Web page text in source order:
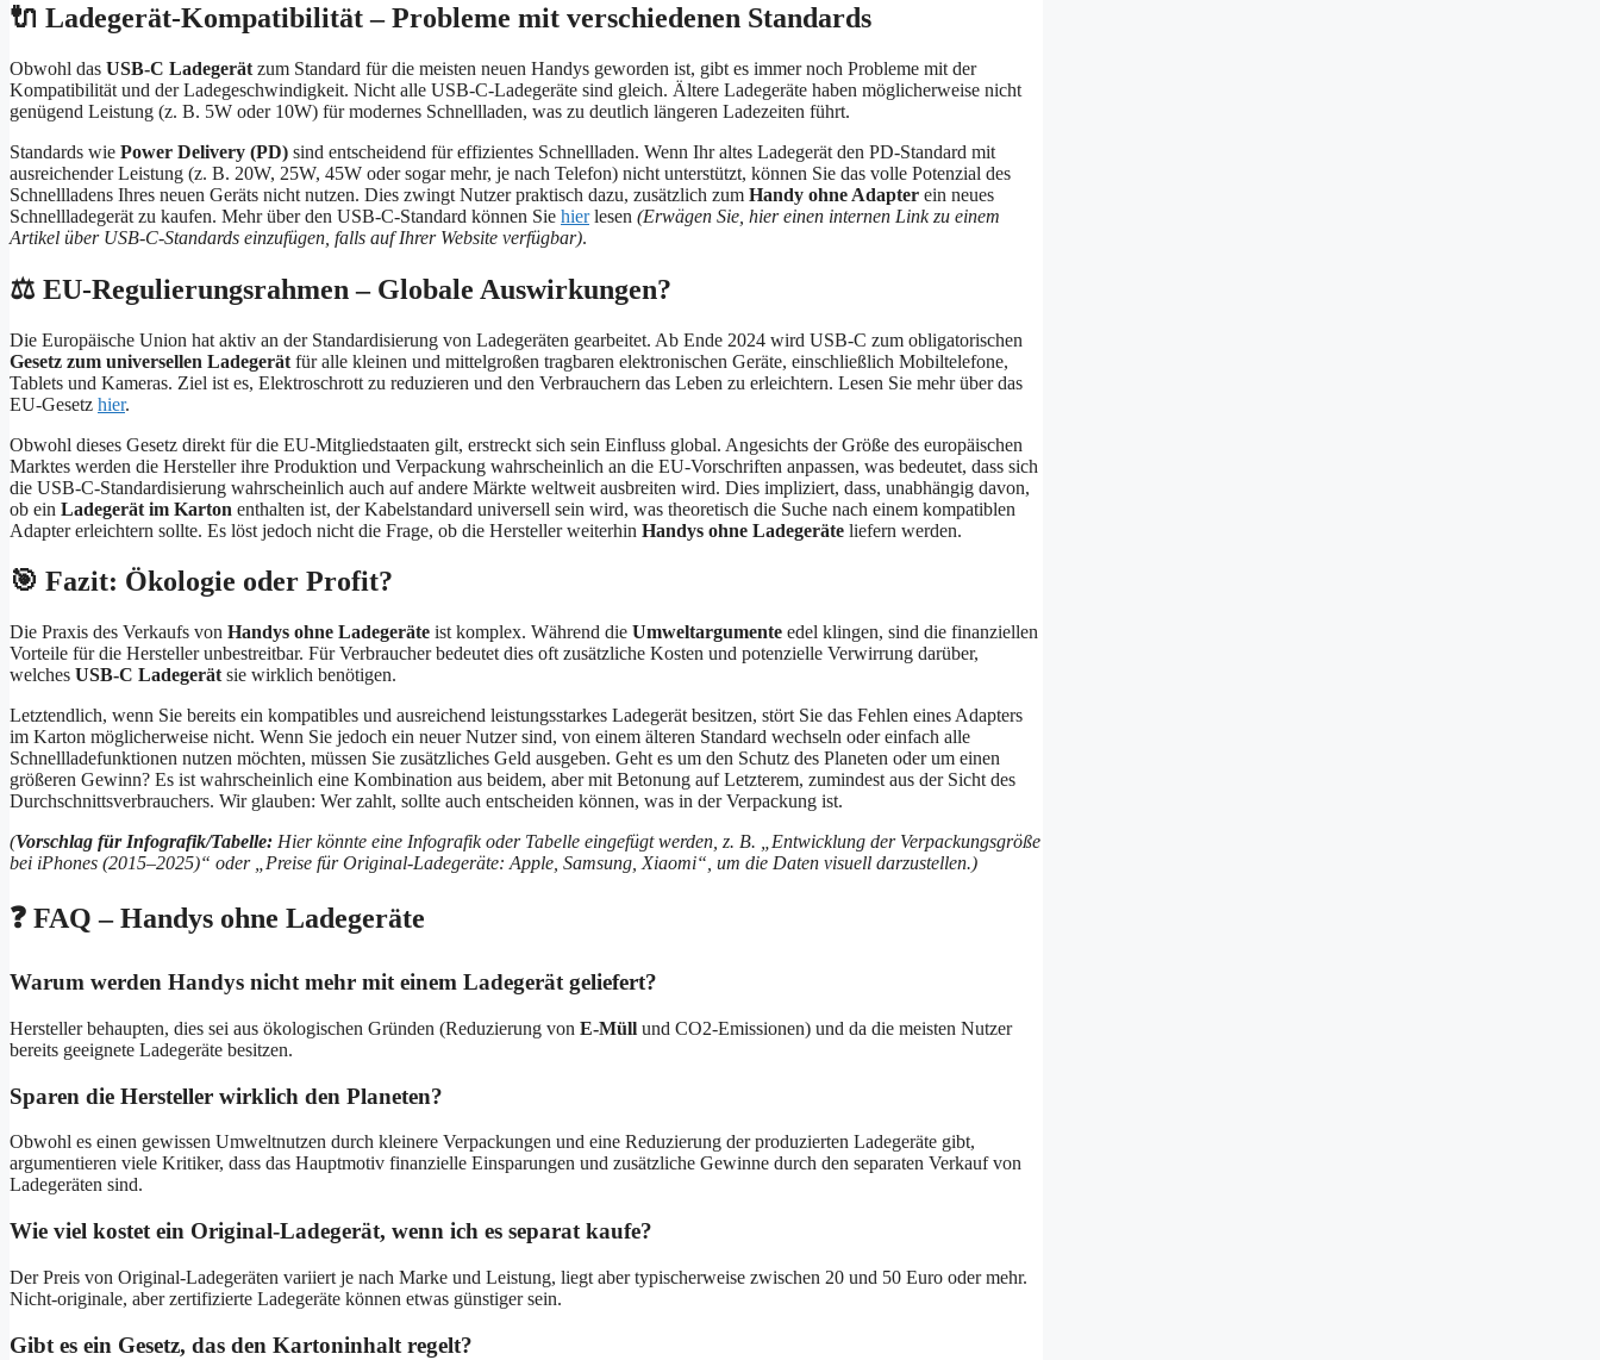
🔌 Ladegerät-Kompatibilität – Probleme mit verschiedenen Standards
Obwohl das USB-C Ladegerät zum Standard für die meisten neuen Handys geworden ist, gibt es immer noch Probleme mit der
Kompatibilität und der Ladegeschwindigkeit. Nicht alle USB-C-Ladegeräte sind gleich. Ältere Ladegeräte haben möglicherweise nicht
genügend Leistung (z. B. 5W oder 10W) für modernes Schnellladen, was zu deutlich längeren Ladezeiten führt.
Standards wie Power Delivery (PD) sind entscheidend für effizientes Schnellladen. Wenn Ihr altes Ladegerät den PD-Standard mit
ausreichender Leistung (z. B. 20W, 25W, 45W oder sogar mehr, je nach Telefon) nicht unterstützt, können Sie das volle Potenzial des
Schnellladens Ihres neuen Geräts nicht nutzen. Dies zwingt Nutzer praktisch dazu, zusätzlich zum Handy ohne Adapter ein neues
Schnellladegerät zu kaufen. Mehr über den USB-C-Standard können Sie hierlesen (Erwägen Sie, hier einen internen Link zu einem
Artikel über USB-C-Standards einzufügen, falls auf Ihrer Website verfügbar).
⚖️ EU-Regulierungsrahmen – Globale Auswirkungen?
Die Europäische Union hat aktiv an der Standardisierung von Ladegeräten gearbeitet. Ab Ende 2024 wird USB-C zum obligatorischen
Gesetz zum universellen Ladegerät für alle kleinen und mittelgroßen tragbaren elektronischen Geräte, einschließlich Mobiltelefone,
Tablets und Kameras. Ziel ist es, Elektroschrott zu reduzieren und den Verbrauchern das Leben zu erleichtern. Lesen Sie mehr über das
EU-Gesetz hier.
Obwohl dieses Gesetz direkt für die EU-Mitgliedstaaten gilt, erstreckt sich sein Einfluss global. Angesichts der Größe des europäischen
Marktes werden die Hersteller ihre Produktion und Verpackung wahrscheinlich an die EU-Vorschriften anpassen, was bedeutet, dass sich
die USB-C-Standardisierung wahrscheinlich auch auf andere Märkte weltweit ausbreiten wird. Dies impliziert, dass, unabhängig davon,
ob ein Ladegerät im Karton enthalten ist, der Kabelstandard universell sein wird, was theoretisch die Suche nach einem kompatiblen
Adapter erleichtern sollte. Es löst jedoch nicht die Frage, ob die Hersteller weiterhin Handys ohne Ladegeräte liefern werden.
🎯 Fazit: Ökologie oder Profit?
Die Praxis des Verkaufs von Handys ohne Ladegeräte ist komplex. Während die Umweltargumente edel klingen, sind die finanziellen
Vorteile für die Hersteller unbestreitbar. Für Verbraucher bedeutet dies oft zusätzliche Kosten und potenzielle Verwirrung darüber,
welches USB-C Ladegerät sie wirklich benötigen.
Letztendlich, wenn Sie bereits ein kompatibles und ausreichend leistungsstarkes Ladegerät besitzen, stört Sie das Fehlen eines Adapters
im Karton möglicherweise nicht. Wenn Sie jedoch ein neuer Nutzer sind, von einem älteren Standard wechseln oder einfach alle
Schnellladefunktionen nutzen möchten, müssen Sie zusätzliches Geld ausgeben. Geht es um den Schutz des Planeten oder um einen
größeren Gewinn? Es ist wahrscheinlich eine Kombination aus beidem, aber mit Betonung auf Letzterem, zumindest aus der Sicht des
Durchschnittsverbrauchers. Wir glauben: Wer zahlt, sollte auch entscheiden können, was in der Verpackung ist.
(Vorschlag für Infografik/Tabelle: Hier könnte eine Infografik oder Tabelle eingefügt werden, z. B. „Entwicklung der Verpackungsgröße
bei iPhones (2015–2025)“ oder „Preise für Original-Ladegeräte: Apple, Samsung, Xiaomi“, um die Daten visuell darzustellen.)
❓ FAQ – Handys ohne Ladegeräte
Warum werden Handys nicht mehr mit einem Ladegerät geliefert?
Hersteller behaupten, dies sei aus ökologischen Gründen (Reduzierung von E-Müll und CO2-Emissionen) und da die meisten Nutzer
bereits geeignete Ladegeräte besitzen.
Sparen die Hersteller wirklich den Planeten?
Obwohl es einen gewissen Umweltnutzen durch kleinere Verpackungen und eine Reduzierung der produzierten Ladegeräte gibt,
argumentieren viele Kritiker, dass das Hauptmotiv finanzielle Einsparungen und zusätzliche Gewinne durch den separaten Verkauf von
Ladegeräten sind.
Wie viel kostet ein Original-Ladegerät, wenn ich es separat kaufe?
Der Preis von Original-Ladegeräten variiert je nach Marke und Leistung, liegt aber typischerweise zwischen 20 und 50 Euro oder mehr.
Nicht-originale, aber zertifizierte Ladegeräte können etwas günstiger sein.
Gibt es ein Gesetz, das den Kartoninhalt regelt?